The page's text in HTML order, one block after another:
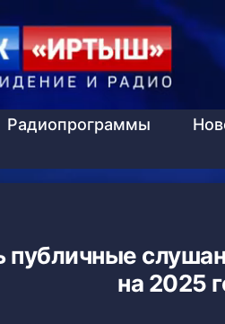
Радиопрограммы
публичные
на 2025